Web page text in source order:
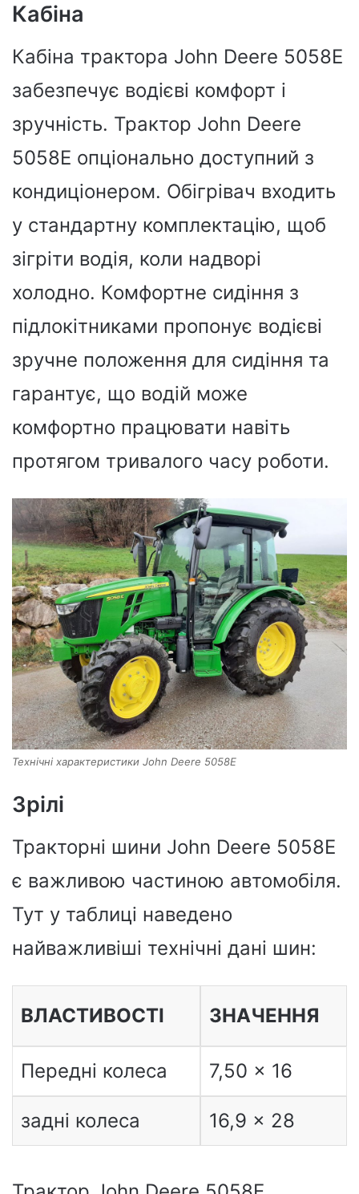
Кабіна
Кабіна трактора John Deere 5058E
забезпечує водієві комфорт і
зручність. Трактор John Deere
5058E опціонально доступний з
кондиціонером. Обігрівач входить
у стандартну комплектацію, щоб
зігріти водія, коли надворі
холодно. Комфортне сидіння з
підлокітниками пропонує водієві
зручне положення для сидіння та
гарантує, що водій може
комфортно працювати навіть
протягом тривалого часу роботи.
Технічні характеристики John Deere 5058E
Зрілі
Тракторні шини John Deere 5058E
є важливою частиною автомобіля.
Тут у таблиці наведено
найважливіші технічні дані шин:
ВЛАСТИВОСТІ ЗНАЧЕННЯ
Передні колеса 7,50 x 16
задні колеса 16,9 x 28